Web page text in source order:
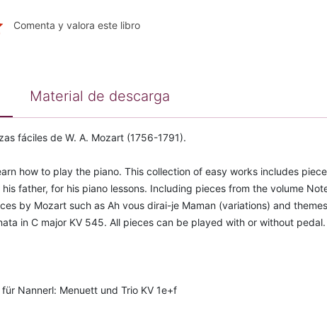
Comenta y valora este libro
Material de descarga
fáciles de W. A. Mozart (1756-1791).
how to play the piano. This collection of easy works includes
father, for his piano lessons. Including pieces from the volume
by Mozart such as Ah vous dirai-je Maman (variations) and
in C major KV 545. All pieces can be played with or without pedal.
Nannerl: Menuett und Trio KV 1e+f